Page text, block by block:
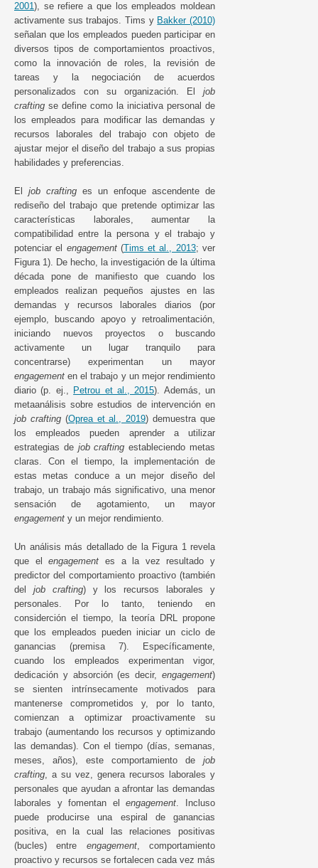
2001), se refiere a que los empleados moldean
activamente sus trabajos. Tims y Bakker (2010)
señalan que los empleados pueden participar en
diversos tipos de comportamientos proactivos,
como la innovación de roles, la revisión de
tareas y la negociación de acuerdos
personalizados con su organización. El job
crafting se define como la iniciativa personal de
los empleados para modificar las demandas y
recursos laborales del trabajo con objeto de
ajustar mejor el diseño del trabajo a sus propias
habilidades y preferencias.
El job crafting es un enfoque ascendente de
rediseño del trabajo que pretende optimizar las
características laborales, aumentar la
compatibilidad entre la persona y el trabajo y
potenciar el engagement(Tims et al., 2013; ver
Figura 1). De hecho, la investigación de la última
década pone de manifiesto que cuando los
empleados realizan pequeños ajustes en las
demandas y recursos laborales diarios (por
ejemplo, buscando apoyo y retroalimentación,
iniciando nuevos proyectos o buscando
activamente un lugar tranquilo para
concentrarse) experimentan un mayor
engagement en el trabajo y un mejor rendimiento
diario (p. ej., Petrou et al., 2015). Además, un
metaanálisis sobre estudios de intervención en
job crafting(Oprea et al., 2019) demuestra que
los empleados pueden aprender a utilizar
estrategias de job crafting estableciendo metas
claras. Con el tiempo, la implementación de
estas metas conduce a un mejor diseño del
trabajo, un trabajo más significativo, una menor
sensación de agotamiento, un mayor
engagement y un mejor rendimiento.
Un análisis más detallado de la Figura 1 revela
que elengagement es a la vez resultado y
predictor del comportamiento proactivo (también
del job crafting) y los recursos laborales y
personales. Por lo tanto, teniendo en
considerción el tiempo, la teoría DRL propone
que los empleados pueden iniciar un ciclo de
ganancias (premisa 7). Específicamente,
cuando los empleados experimentan vigor,
dedicación y absorción (es decir, engagement)
se sienten intrínsecamente motivados para
mantenerse comprometidos y, por lo tanto,
comienzan a optimizar proactivamente su
trabajo (aumentando los recursos y optimizando
las demandas). Con el tiempo (días, semanas,
meses, años), este comportamiento de job
crafting, a su vez, genera recursos laborales y
personales que ayudan a afrontar las demandas
laborales y fomentan elengagement. Incluso
puede producirse una espiral de ganancias
positiva, en la cual las relaciones positivas
(bucles) entre engagement, comportamiento
proactivo y recursos se fortalecen cada vez más